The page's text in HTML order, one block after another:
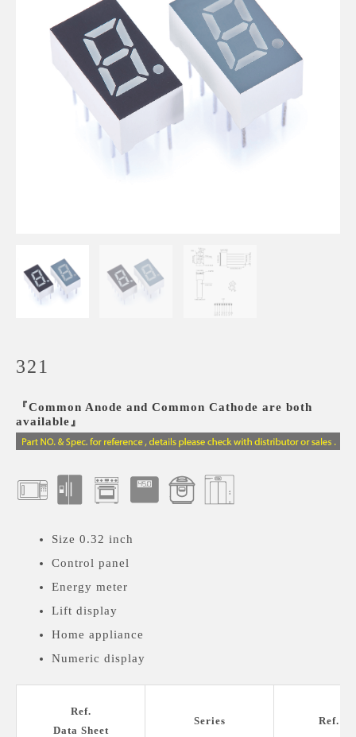
321
『Common Anode and Common Cathode are both
available』
Size 0.32 inch
Control panel
Energy meter
Lift display
Home appliance
Numeric display
Medical devices display
Ref.
Data Sheet
Series Ref.